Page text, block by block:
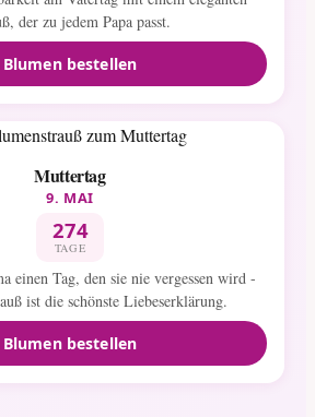
der zu jedem Papa passt.
Blumen bestellen
Muttertag
9. MAI
274
TAGE
einen Tag, den sie nie vergessen wird -
ist die schönste Liebeserklärung.
Blumen bestellen